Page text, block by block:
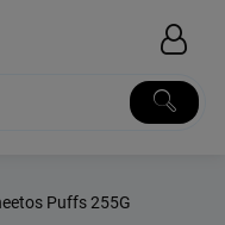
Puffs 255G